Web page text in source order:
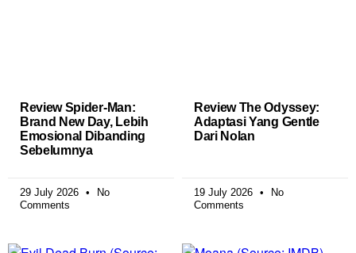
Review Spider-Man:
Brand New Day, Lebih
Emosional Dibanding
Sebelumnya
29 July 2026
No
Comments
Review The Odyssey:
Adaptasi Yang Gentle
Dari Nolan
19 July 2026
No
Comments